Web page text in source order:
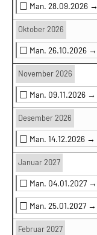
Man. 28.09.2026 →
Oktober 2026
Man. 26.10.2026 →
November 2026
Man. 09.11.2026 →
Desember 2026
Man. 14.12.2026 →
Januar 2027
Man. 04.01.2027 →
Man. 25.01.2027 →
Februar 2027